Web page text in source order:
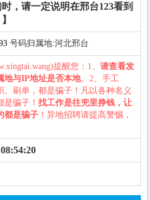
时，请一定说明在邢台123看到
号码归属地:河北邢台
提醒您：1、 请查看发
地与IP地址是否本地。2、手工
、刷单，都是骗子！凡以各种名义
是骗子！ 找工作是往兜里挣钱，让
都是骗子 ！异地招聘请提高警惕，